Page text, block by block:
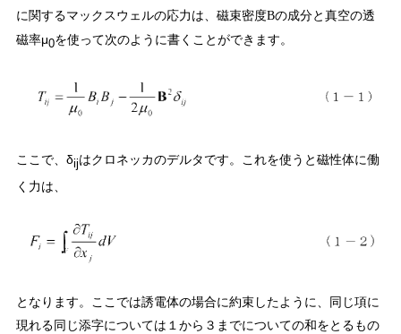
に関するマックスウェルの応力は、磁束密度Bの成分と真空の透
磁率μ0を使って次のように書くことができます。
ここで、δijはクロネッカのデルタです。これを使うと磁性体に働
く力は、
となります。ここでは誘電体の場合に約束したように、同じ項に
現れる同じ添字については１から３までについての和をとるもの